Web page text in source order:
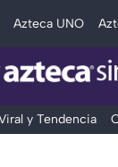
Azteca UNO
y Tendencia